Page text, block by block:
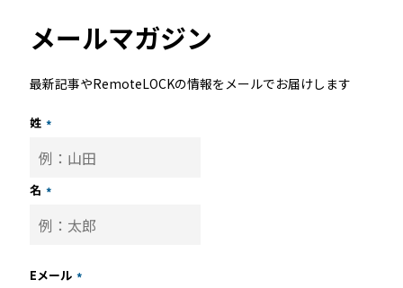
メールマガジン
最新記事やRemoteLOCKの情報をメールでお届けします
姓 *
名 *
Eメール *
その他の業種
九州
施工会社様向け資料